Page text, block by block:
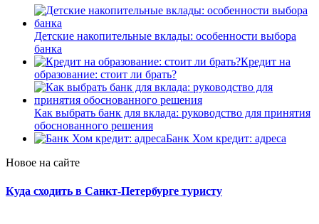
Детские накопительные вклады: особенности выбора
банка
Кредит на
образование: стоит ли брать?
Как выбрать банк для вклада: руководство для принятия
обоснованного решения
Банк Хом кредит: адреса
Новое на сайте
Куда сходить в Санкт-Петербурге туристу